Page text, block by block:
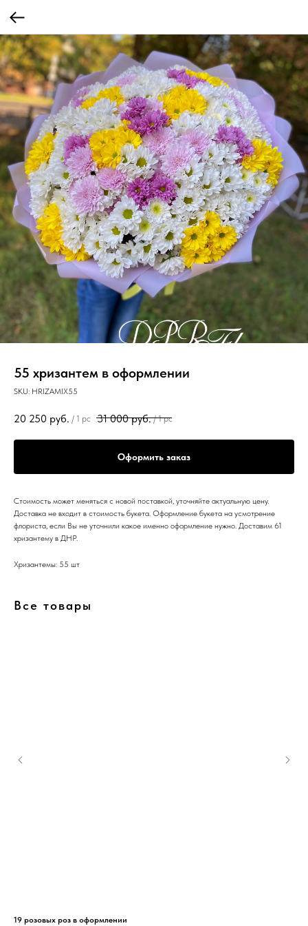
55 хризантем в оформлении
SKU: HRIZAMIX55
20 250 руб. / 1 pc 31 000 руб. / 1 pc
Оформить заказ
Стоимость может меняться с новой поставкой, уточняйте актуальную цену.
Доставка не входит в стоимость букета. Оформление букета на усмотрение
флориста, если Вы не уточнили какое именно оформление нужно. Доставим 61
хризантему в ДНР.
Хризантемы: 55 шт
Все товары
19 розовых роз в оформлении